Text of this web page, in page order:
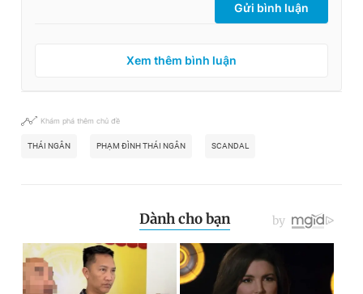
Gửi bình luận
Xem thêm bình luận
Khám phá thêm chủ đề
THÁI NGÂN PHẠM ĐÌNH THÁI NGÂN SCANDAL